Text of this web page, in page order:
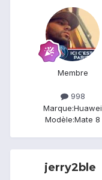
Membre
998
Marque:Huawei
Modèle:Mate 8
jerry2ble